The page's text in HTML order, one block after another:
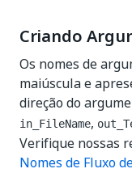
Criando
Os nomes de
maiúscula e
direção do
in_FileName,
Verifique nossas
Nomes de Fluxo